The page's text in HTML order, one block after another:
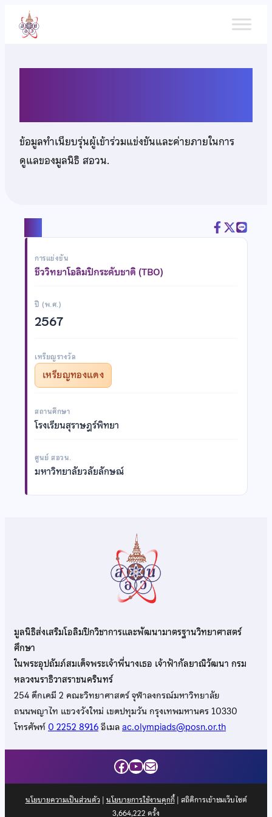
เนื้อหา
ข้อมูลทำเนียบรุ่นผู้เข้าร่วมแข่งขันและค่ายภายในการ
ดูแลของมูลนิธิ สอวน.
การแข่งขัน
ชีววิทยาโอลิมปิกระดับชาติ (TBO)
ปี (พ.ศ.)
2567
เหรียญรางวัล
เหรียญทองแดง
สถานศึกษา
โรงเรียนสุราษฎร์พิทยา
ศูนย์ สอวน.
มหาวิทยาลัยวลัยลักษณ์
มูลนิธิส่งเสริมโอลิมปิกวิชาการและพัฒนามาตรฐานวิทยาศาสตร์
ศึกษา
ในพระอุปถัมภ์สมเด็จพระเจ้าพี่นางเธอ เจ้าฟ้ากัลยาณิวัฒนา กรม
หลวงนราธิวาสราชนครินทร์
254 ตึกเคมี 2 คณะวิทยาศาสตร์ จุฬาลงกรณ์มหาวิทยาลัย
ถนนพญาไท แขวงวังใหม่ เขตปทุมวัน กรุงเทพมหานคร 10330
โทรศัพท์0 2252 8916อีเมลac.olympiads@posn.or.th
Facebook
YouTube
Mail
นโยบายความเป็นส่วนตัว| นโยบายการใช้งานคุกกี้| สถิติการเข้าชมเว็บไซต์
3,664,222 ครั้ง